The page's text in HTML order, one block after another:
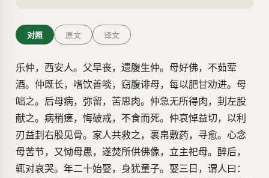
对照 原文 译文
乐仲，西安人。父早丧，遗腹生仲。母好佛，不茹荤
酒。仲既长，嗜饮善啖，窃腹诽母，每以肥甘劝进。母
咄之。后母病，弥留，苦思肉。仲急无所得肉，刲左股
献之。病稍瘥，悔破戒，不食而死。仲哀悼益切，以利
刃益刲右股见骨。家人共救之，裹帛敷药，寻愈。心念
母苦节，又恸母愚，遂焚所供佛像，立主祀母。醉后，
辄对哀哭。年二十始娶，身犹童子。娶三日，谓人曰：